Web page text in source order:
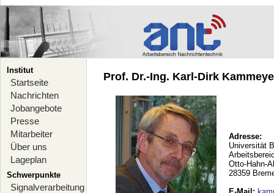
Institut
Startseite
Nachrichten
Jobangebote
Presse
Mitarbeiter
Über uns
Lageplan
Schwerpunkte
Signalverarbeitung
Prof. Dr.-Ing. Karl-Dirk
Adresse:
Universität
Otto-Hahn-
28359